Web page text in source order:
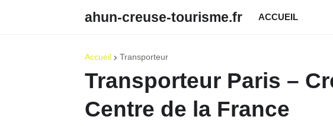
ahun-creuse-tourisme.fr ACCUEIL
Accueil Transporteur
Transporteur Paris –
Centre de la France